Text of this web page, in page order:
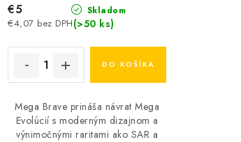
Skladom
(>50 ks)
€4,07 bez DPH
€5
DO KOŠÍKA
Mega Brave prináša návrat Mega
Evolúcií s moderným dizajnom a
výnimočnými raritami ako SAR a